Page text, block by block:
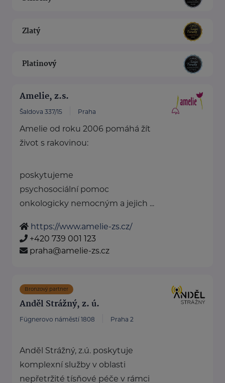
Zlatý
Platinový
Amelie, z.s.
Šaldova 337/15 Praha
Amelie od roku 2006 pomáhá žít
život s rakovinou:
poskytujeme
psychosociální pomoc
onkologicky nemocným a jejich ...
https://www.amelie-zs.cz/
+420 739 001 123
praha@amelie-zs.cz
Bronzový partner
Anděl Strážný, z. ú.
Fügnerovo náměstí 1808 Praha 2
Anděl Strážný, z.ú. poskytuje
komplexní služby v oblasti
nepřetržité tísňové péče v rámci